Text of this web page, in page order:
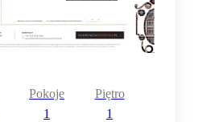
Pokoje
1
Piętro
1